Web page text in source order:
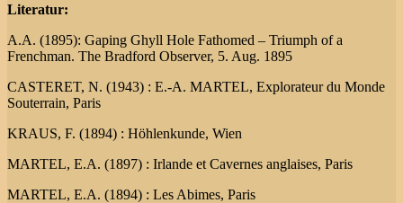
Literatur:
A.A. (1895): Gaping Ghyll Hole Fathomed – Triumph of a
Frenchman. The Bradford Observer, 5. Aug. 1895
CASTERET, N. (1943) : E.-A. MARTEL, Explorateur du Monde
Souterrain, Paris
KRAUS, F. (1894) : Höhlenkunde, Wien
MARTEL, E.A. (1897) : Irlande et Cavernes anglaises, Paris
MARTEL, E.A. (1894) : Les Abimes, Paris